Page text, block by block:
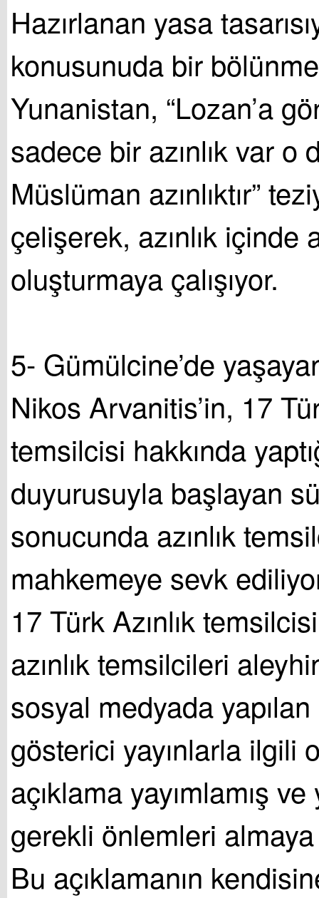
Hazırlanan yasa
konusunuda bir
Yunanistan, “Lozan’a
sadece bir azınlık var o
Müslüman azınlıktır”
çelişerek, azınlık içinde
oluşturmaya çalışıyor.
5- Gümülcine’de
Nikos Arvanitis’in, 17
temsilcisi hakkında
duyurusuyla başlayan
sonucunda azınlık
mahkemeye sevk
17 Türk Azınlık
azınlık temsilcileri
sosyal medyada
gösterici yayınlarla ilgili
açıklama yayımlamış
gerekli önlemleri
Bu açıklamanın